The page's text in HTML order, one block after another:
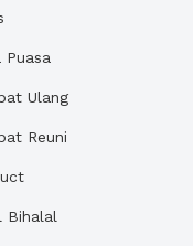
Puasa
Ulang
Reuni
Bihalal